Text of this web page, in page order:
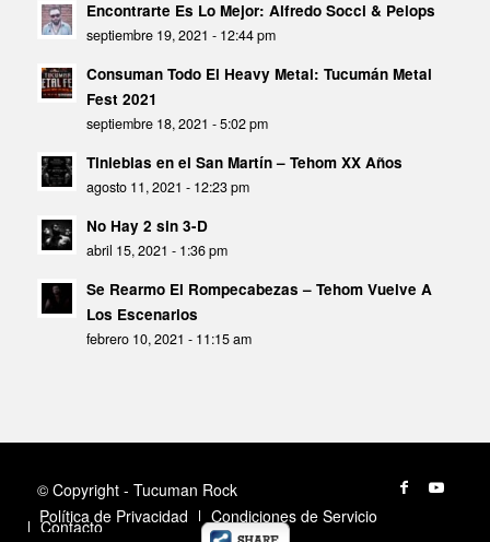
Encontrarte Es Lo Mejor: Alfredo Socci & Pelops
septiembre 19, 2021 - 12:44 pm
Consuman Todo El Heavy Metal: Tucumán Metal
Fest 2021
septiembre 18, 2021 - 5:02 pm
Tinieblas en el San Martín – Tehom XX Años
agosto 11, 2021 - 12:23 pm
No Hay 2 sin 3-D
abril 15, 2021 - 1:36 pm
Se Rearmo El Rompecabezas – Tehom Vuelve A
Los Escenarios
febrero 10, 2021 - 11:15 am
© Copyright - Tucuman Rock
Política de Privacidad
Condiciones de Servicio
Contacto